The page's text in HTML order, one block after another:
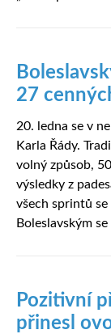
27
20. ledna se v
Karla Řády.
volný způsob,
výsledky z
všech sprintů
Boleslavským
Pozitivní
přinesl